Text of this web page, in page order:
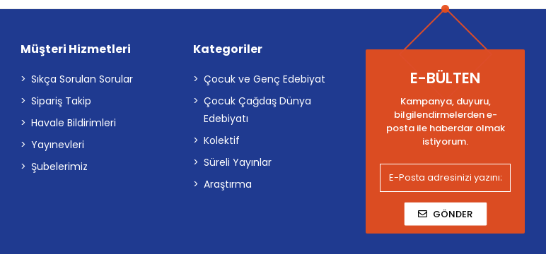
Müşteri Hizmetleri
Sıkça Sorulan Sorular
Sipariş Takip
Havale Bildirimleri
Yayınevleri
Şubelerimiz
Kategoriler
Çocuk ve Genç Edebiyat
Çocuk Çağdaş Dünya
Edebiyatı
Kolektif
Süreli Yayınlar
Araştırma
E-BÜLTEN
Kampanya, duyuru,
bilgilendirmelerden e-
posta ile haberdar olmak
istiyorum.
GÖNDER